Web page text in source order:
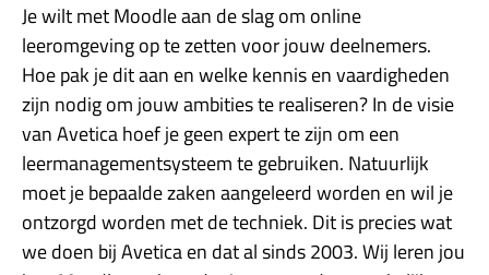
Je wilt met Moodle aan de slag om online
leeromgeving op te zetten voor jouw deelnemers.
Hoe pak je dit aan en welke kennis en vaardigheden
zijn nodig om jouw ambities te realiseren? In de visie
van Avetica hoef je geen expert te zijn om een
leermanagementsysteem te gebruiken. Natuurlijk
moet je bepaalde zaken aangeleerd worden en wil je
ontzorgd worden met de techniek. Dit is precies wat
we doen bij Avetica en dat al sinds 2003. Wij leren jou